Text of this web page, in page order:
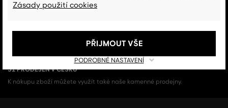
DOPRAVA A VRÁCENÍ ZDARMA
51 PRODEJEN V ČESKU
K nákupu zboží můžete využít také naše kamenné prodejny.
Zásady použití cookies
PODROBNÉ NASTAVENÍ
PŘIJMOUT VŠE